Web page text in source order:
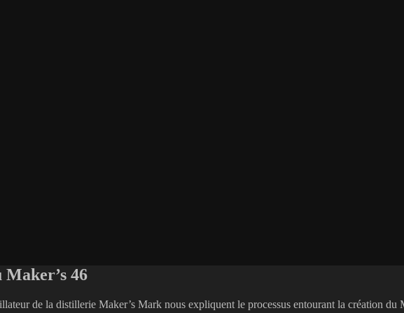
46
de la distillerie Maker’s Mark nous expliquent le processus entourant la création du